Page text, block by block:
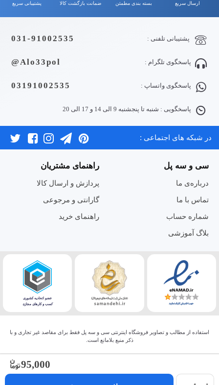
95,000
ارسال سریع بسته بندی مطمئن ضمانت بازگشت کالا پشتیبانی سریع
پشتیبانی تلفنی : 031-91002535
پاسخگوی تلگرام : Alo33pol@
پاسخگوی واتساپ : 03191002535
پاسخگویی : شنبه تا پنجشنبه 9 الی 14 و 17 الی 20
در شبکه های اجتماعی :
سی و سه پل
درباره‌ی ما
تماس با ما
شماره حساب
بلاگ آموزشی
راهنمای مشتریان
پردازش و ارسال کالا
گارانتی و مرجوعی
راهنمای خرید
استفاده از مطالب و تصاویر فروشگاه اینترنتی سی و سه پل فقط برای مقاصد غیر تجاری و با
ذکر منبع بلامانع است.